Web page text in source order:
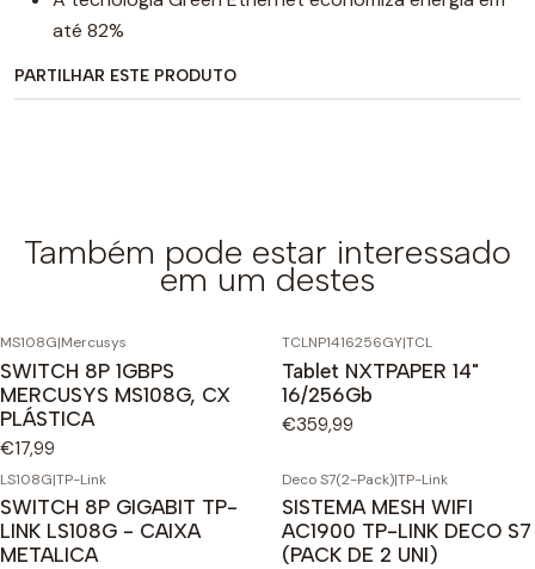
até 82%
PARTILHAR ESTE PRODUTO
Também pode estar interessado
em um destes
MS108G|Mercusys
SWITCH 8P 1GBPS
MERCUSYS MS108G, CX
PLÁSTICA
€17,99
TCLNP1416256GY|TCL
Tablet NXTPAPER 14"
16/256Gb
€359,99
LS108G|TP-Link
SWITCH 8P GIGABIT TP-
LINK LS108G - CAIXA
METALICA
Deco S7(2-Pack)|TP-Link
SISTEMA MESH WIFI
AC1900 TP-LINK DECO S7
(PACK DE 2 UNI)